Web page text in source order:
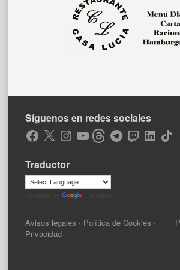
Síguenos en redes sociales
Facebook
X Instagram
YouTubeThreadsTelegramTwitchLinkedIn
TikTok
Traductor
Avisos legales · Política de Cookies ·
Privacidad